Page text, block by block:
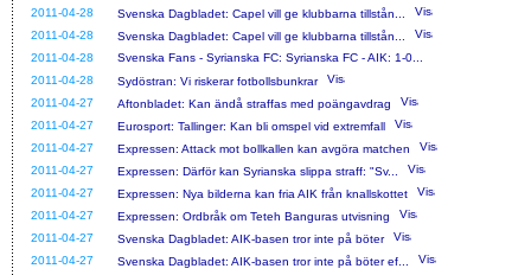
2011-04-28
Svenska Dagbladet: Capel vill ge klubbarna tillstån...
2011-04-28
Svenska Dagbladet: Capel vill ge klubbarna tillstån...
2011-04-28
Svenska Fans - Syrianska FC: Syrianska FC - AIK: 1-0...
2011-04-28
Sydöstran: Vi riskerar fotbollsbunkrar
2011-04-27
Aftonbladet: Kan ändå straffas med poängavdrag
2011-04-27
Eurosport: Tallinger: Kan bli omspel vid extremfall
2011-04-27
Expressen: Attack mot bollkallen kan avgöra matchen
2011-04-27
Expressen: Därför kan Syrianska slippa straff: "Sv...
2011-04-27
Expressen: Nya bilderna kan fria AIK från knallskottet
2011-04-27
Expressen: Ordbråk om Teteh Banguras utvisning
2011-04-27
Svenska Dagbladet: AIK-basen tror inte på böter
2011-04-27
Svenska Dagbladet: AIK-basen tror inte på böter ef...